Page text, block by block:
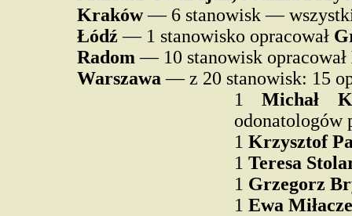
Kraków— 6 stanowisk —
Łódź — 1 stanowisko opracował
Radom — 10 stanowisk opracował
Warszawa — z 20 stanowisk: 15
1Michał
odonatologów
1Krzysztof
1Teresa
1 Grzegorz
1Ewa